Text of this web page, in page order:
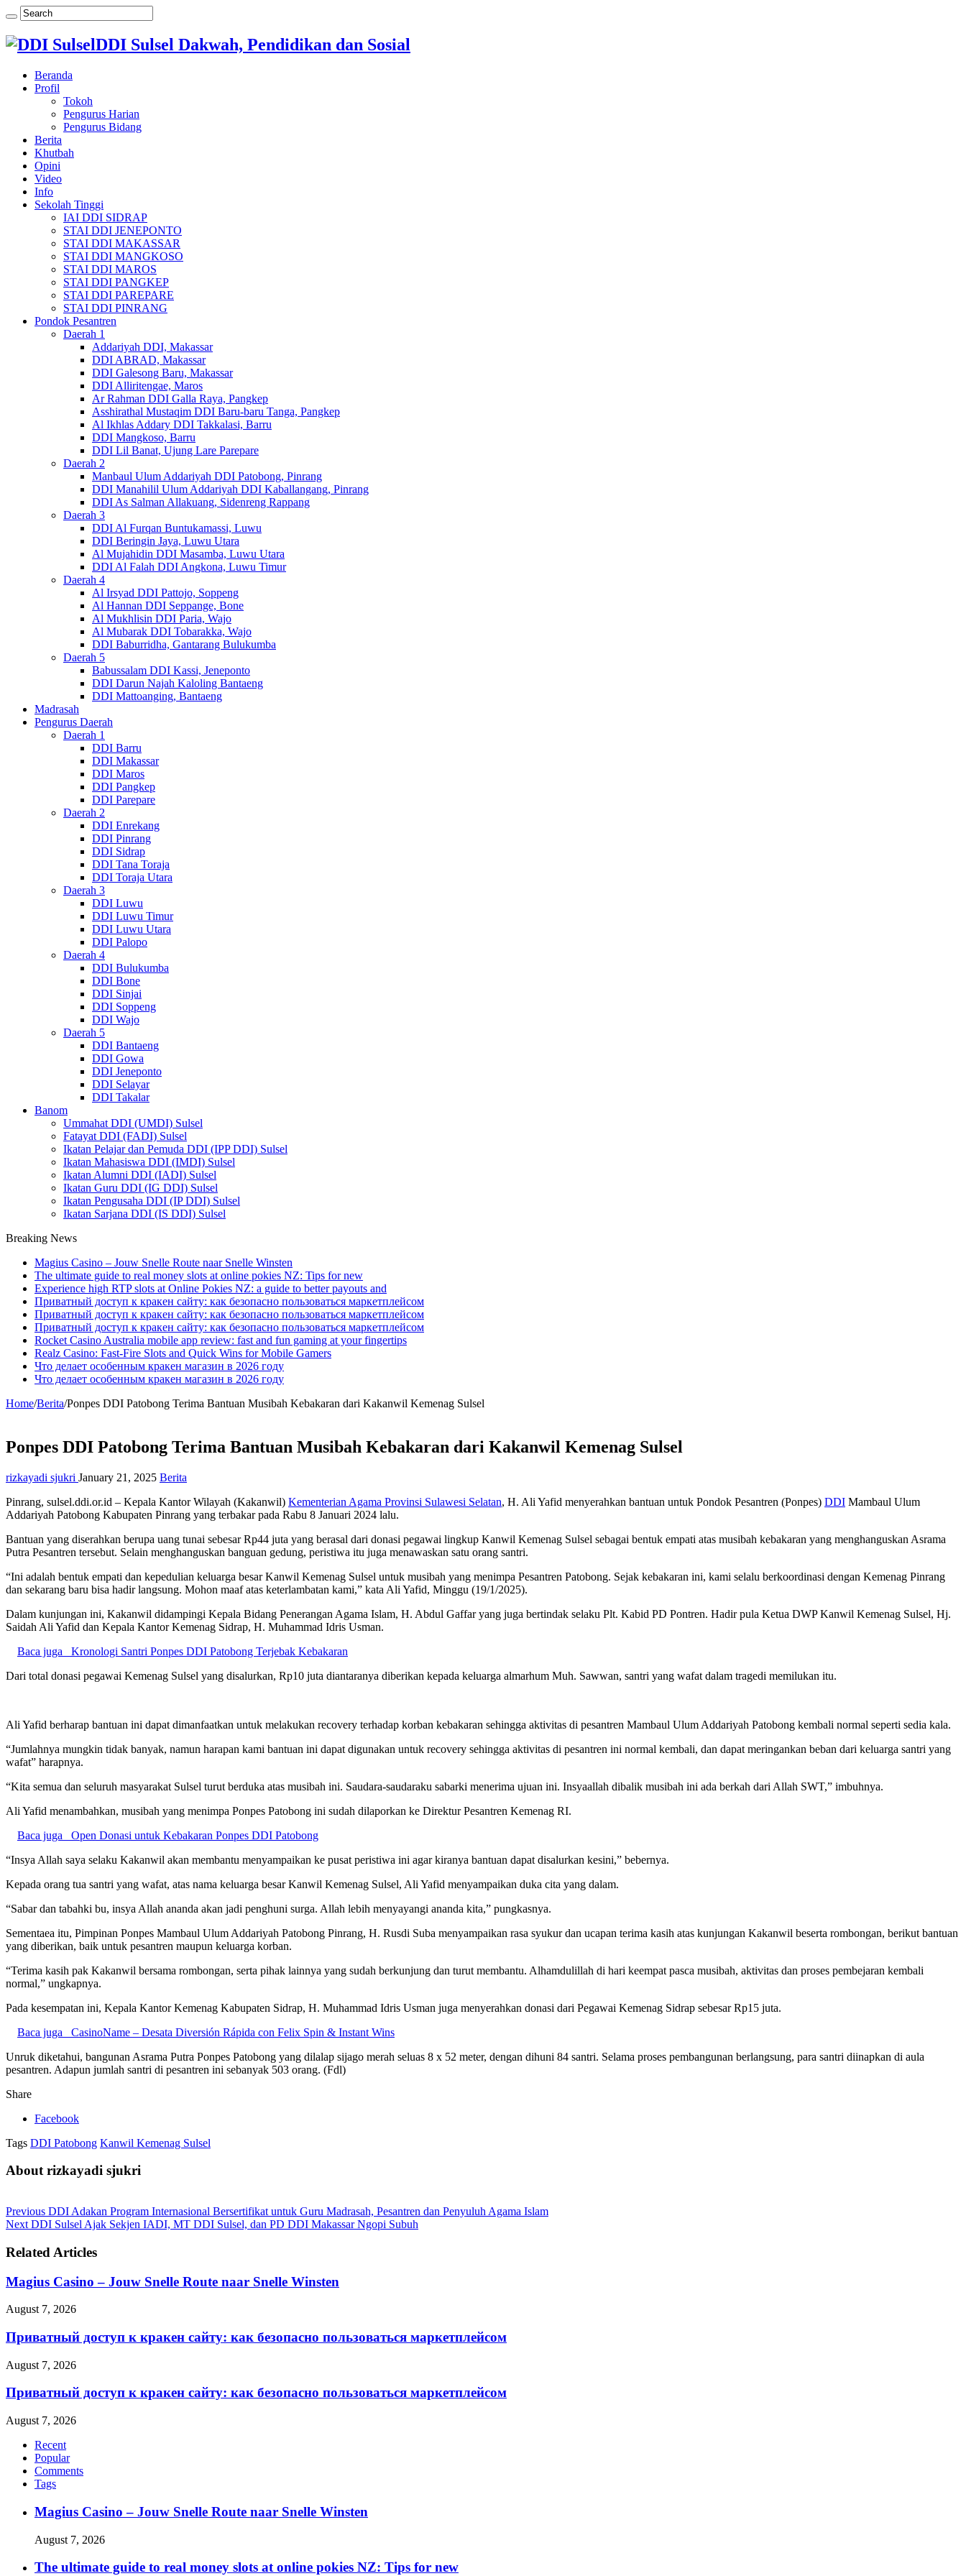
DDI Sulsel Dakwah, Pendidikan dan Sosial
Beranda
Profil
Tokoh
Pengurus Harian
Pengurus Bidang
Berita
Khutbah
Opini
Video
Info
Sekolah Tinggi
IAI DDI SIDRAP
STAI DDI JENEPONTO
STAI DDI MAKASSAR
STAI DDI MANGKOSO
STAI DDI MAROS
STAI DDI PANGKEP
STAI DDI PAREPARE
STAI DDI PINRANG
Pondok Pesantren
Daerah 1
Addariyah DDI, Makassar
DDI ABRAD, Makassar
DDI Galesong Baru, Makassar
DDI Alliritengae, Maros
Ar Rahman DDI Galla Raya, Pangkep
Asshirathal Mustaqim DDI Baru-baru Tanga, Pangkep
Al Ikhlas Addary DDI Takkalasi, Barru
DDI Mangkoso, Barru
DDI Lil Banat, Ujung Lare Parepare
Daerah 2
Manbaul Ulum Addariyah DDI Patobong, Pinrang
DDI Manahilil Ulum Addariyah DDI Kaballangang, Pinrang
DDI As Salman Allakuang, Sidenreng Rappang
Daerah 3
DDI Al Furqan Buntukamassi, Luwu
DDI Beringin Jaya, Luwu Utara
Al Mujahidin DDI Masamba, Luwu Utara
DDI Al Falah DDI Angkona, Luwu Timur
Daerah 4
Al Irsyad DDI Pattojo, Soppeng
Al Hannan DDI Seppange, Bone
Al Mukhlisin DDI Paria, Wajo
Al Mubarak DDI Tobarakka, Wajo
DDI Baburridha, Gantarang Bulukumba
Daerah 5
Babussalam DDI Kassi, Jeneponto
DDI Darun Najah Kaloling Bantaeng
DDI Mattoanging, Bantaeng
Madrasah
Pengurus Daerah
Daerah 1
DDI Barru
DDI Makassar
DDI Maros
DDI Pangkep
DDI Parepare
Daerah 2
DDI Enrekang
DDI Pinrang
DDI Sidrap
DDI Tana Toraja
DDI Toraja Utara
Daerah 3
DDI Luwu
DDI Luwu Timur
DDI Luwu Utara
DDI Palopo
Daerah 4
DDI Bulukumba
DDI Bone
DDI Sinjai
DDI Soppeng
DDI Wajo
Daerah 5
DDI Bantaeng
DDI Gowa
DDI Jeneponto
DDI Selayar
DDI Takalar
Banom
Ummahat DDI (UMDI) Sulsel
Fatayat DDI (FADI) Sulsel
Ikatan Pelajar dan Pemuda DDI (IPP DDI) Sulsel
Ikatan Mahasiswa DDI (IMDI) Sulsel
Ikatan Alumni DDI (IADI) Sulsel
Ikatan Guru DDI (IG DDI) Sulsel
Ikatan Pengusaha DDI (IP DDI) Sulsel
Ikatan Sarjana DDI (IS DDI) Sulsel
Breaking News
Magius Casino – Jouw Snelle Route naar Snelle Winsten
The ultimate guide to real money slots at online pokies NZ: Tips for new
Experience high RTP slots at Online Pokies NZ: a guide to better payouts and
Приватный доступ к кракен сайту: как безопасно пользоваться маркетплейсом
Приватный доступ к кракен сайту: как безопасно пользоваться маркетплейсом
Приватный доступ к кракен сайту: как безопасно пользоваться маркетплейсом
Rocket Casino Australia mobile app review: fast and fun gaming at your fingertips
Realz Casino: Fast‑Fire Slots and Quick Wins for Mobile Gamers
Что делает особенным кракен магазин в 2026 году
Что делает особенным кракен магазин в 2026 году
Home/Berita/Ponpes DDI Patobong Terima Bantuan Musibah Kebakaran dari Kakanwil Kemenag Sulsel
Ponpes DDI Patobong Terima Bantuan Musibah Kebakaran dari Kakanwil Kemenag Sulsel
rizkayadi sjukri January 21, 2025 Berita
Pinrang, sulsel.ddi.or.id – Kepala Kantor Wilayah (Kakanwil) Kementerian Agama Provinsi Sulawesi Selatan, H. Ali Yafid menyerahkan bantuan untuk Pondok Pesantren (Ponpes) DDI Mambaul Ulum
Addariyah Patobong Kabupaten Pinrang yang terbakar pada Rabu 8 Januari 2024 lalu.
Bantuan yang diserahkan berupa uang tunai sebesar Rp44 juta yang berasal dari donasi pegawai lingkup Kanwil Kemenag Sulsel sebagai bentuk empati atas musibah kebakaran yang menghanguskan Asrama
Putra Pesantren tersebut. Selain menghanguskan banguan gedung, peristiwa itu juga menawaskan satu orang santri.
“Ini adalah bentuk empati dan kepedulian keluarga besar Kanwil Kemenag Sulsel untuk musibah yang menimpa Pesantren Patobong. Sejak kebakaran ini, kami selalu berkoordinasi dengan Kemenag Pinrang
dan sekarang baru bisa hadir langsung. Mohon maaf atas keterlambatan kami,” kata Ali Yafid, Minggu (19/1/2025).
Dalam kunjungan ini, Kakanwil didampingi Kepala Bidang Penerangan Agama Islam, H. Abdul Gaffar yang juga bertindak selaku Plt. Kabid PD Pontren. Hadir pula Ketua DWP Kanwil Kemenag Sulsel, Hj.
Saidah Ali Yafid dan Kepala Kantor Kemenag Sidrap, H. Muhammad Idris Usman.
Baca juga
Kronologi Santri Ponpes DDI Patobong Terjebak Kebakaran
Dari total donasi pegawai Kemenag Sulsel yang disalurkan, Rp10 juta diantaranya diberikan kepada keluarga almarhum Muh. Sawwan, santri yang wafat dalam tragedi memilukan itu.
Ali Yafid berharap bantuan ini dapat dimanfaatkan untuk melakukan recovery terhadap korban kebakaran sehingga aktivitas di pesantren Mambaul Ulum Addariyah Patobong kembali normal seperti sedia kala.
“Jumlahnya mungkin tidak banyak, namun harapan kami bantuan ini dapat digunakan untuk recovery sehingga aktivitas di pesantren ini normal kembali, dan dapat meringankan beban dari keluarga santri yang
wafat” harapnya.
“Kita semua dan seluruh masyarakat Sulsel turut berduka atas musibah ini. Saudara-saudaraku sabarki menerima ujuan ini. Insyaallah dibalik musibah ini ada berkah dari Allah SWT,” imbuhnya.
Ali Yafid menambahkan, musibah yang menimpa Ponpes Patobong ini sudah dilaporkan ke Direktur Pesantren Kemenag RI.
Baca juga
Open Donasi untuk Kebakaran Ponpes DDI Patobong
“Insya Allah saya selaku Kakanwil akan membantu menyampaikan ke pusat peristiwa ini agar kiranya bantuan dapat disalurkan kesini,” bebernya.
Kepada orang tua santri yang wafat, atas nama keluarga besar Kanwil Kemenag Sulsel, Ali Yafid menyampaikan duka cita yang dalam.
“Sabar dan tabahki bu, insya Allah ananda akan jadi penghuni surga. Allah lebih menyayangi ananda kita,” pungkasnya.
Sementaea itu, Pimpinan Ponpes Mambaul Ulum Addariyah Patobong Pinrang, H. Rusdi Suba menyampaikan rasa syukur dan ucapan terima kasih atas kunjungan Kakanwil beserta rombongan, berikut bantuan
yang diberikan, baik untuk pesantren maupun keluarga korban.
“Terima kasih pak Kakanwil bersama rombongan, serta pihak lainnya yang sudah berkunjung dan turut membantu. Alhamdulillah di hari keempat pasca musibah, aktivitas dan proses pembejaran kembali
normal,” ungkapnya.
Pada kesempatan ini, Kepala Kantor Kemenag Kabupaten Sidrap, H. Muhammad Idris Usman juga menyerahkan donasi dari Pegawai Kemenag Sidrap sebesar Rp15 juta.
Baca juga
CasinoName – Desata Diversión Rápida con Felix Spin & Instant Wins
Unruk diketahui, bangunan Asrama Putra Ponpes Patobong yang dilalap sijago merah seluas 8 x 52 meter, dengan dihuni 84 santri. Selama proses pembangunan berlangsung, para santri diinapkan di aula
pesantren. Adapun jumlah santri di pesantren ini sebanyak 503 orang. (Fdl)
Share
Facebook
Tags DDI Patobong Kanwil Kemenag Sulsel
About rizkayadi sjukri
Previous DDI Adakan Program Internasional Bersertifikat untuk Guru Madrasah, Pesantren dan Penyuluh Agama Islam
Next DDI Sulsel Ajak Sekjen IADI, MT DDI Sulsel, dan PD DDI Makassar Ngopi Subuh
Related Articles
Magius Casino – Jouw Snelle Route naar Snelle Winsten
August 7, 2026
Приватный доступ к кракен сайту: как безопасно пользоваться маркетплейсом
August 7, 2026
Приватный доступ к кракен сайту: как безопасно пользоваться маркетплейсом
August 7, 2026
Recent
Popular
Comments
Tags
Magius Casino – Jouw Snelle Route naar Snelle Winsten
August 7, 2026
The ultimate guide to real money slots at online pokies NZ: Tips for new